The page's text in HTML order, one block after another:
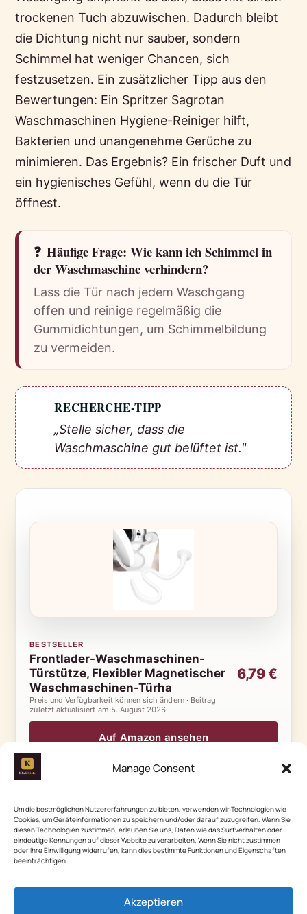
Manage Consent
Um die bestmöglichen Nutzererfahrungen zu bieten, verwenden wir Technologien wie
Cookies, um Geräteinformationen zu speichern und/oder darauf zuzugreifen. Wenn Sie
diesen Technologien zustimmen, erlauben Sie uns, Daten wie das Surfverhalten oder
eindeutige Kennungen auf dieser Website zu verarbeiten. Wenn Sie nicht zustimmen
oder Ihre Einwilligung widerrufen, kann dies bestimmte Funktionen und Eigenschaften
beeinträchtigen.
Akzeptieren
trockenen Tuch abzuwischen. Dadurch bleibt
die Dichtung nicht nur sauber, sondern
Schimmel hat weniger Chancen, sich
festzusetzen. Ein zusätzlicher Tipp aus den
Bewertungen: Ein Spritzer Sagrotan
Waschmaschinen Hygiene-Reiniger hilft,
Bakterien und unangenehme Gerüche zu
minimieren. Das Ergebnis? Ein frischer Duft und
ein hygienisches Gefühl, wenn du die Tür
öffnest.
❓ Häufige Frage: Wie kann ich Schimmel in
der Waschmaschine verhindern?
Lass die Tür nach jedem Waschgang
offen und reinige regelmäßig die
Gummidichtungen, um Schimmelbildung
zu vermeiden.
RECHERCHE-TIPP
„Stelle sicher, dass die
Waschmaschine gut belüftet ist."
BESTSELLER
Frontlader-Waschmaschinen-
Türstütze, Flexibler Magnetischer
Waschmaschinen-Türha
6,79 €
Preis und Verfügbarkeit können sich ändern · Beitrag
zuletzt aktualisiert am 5. August 2026
Auf Amazon ansehen
4
Reinigung der Waschmittelschublade